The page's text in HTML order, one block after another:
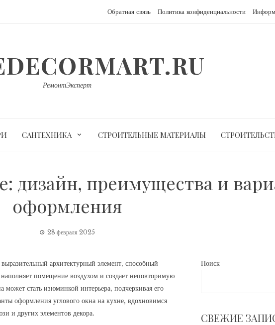
Обратная связь Политика конфиденциальности
РемонтЭксперт
САНТЕХНИКА СТРОИТЕЛЬНЫЕ МАТЕРИАЛЫ
дизайн, преимущества и
оформления
28 февраля 2025
архитектурный элемент, способный
помещение воздухом и создает неповторимую
стать изюминкой интерьера, подчеркивая его
оформления углового окна на кухне, вдохновимся
и других элементов декора.
Поиск
СВЕЖИЕ